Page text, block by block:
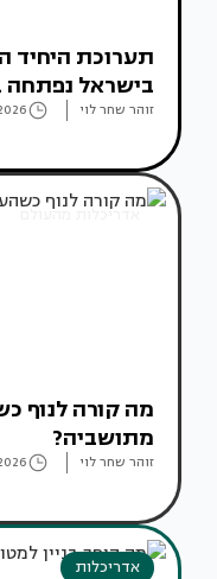
תערוכת היחיד
בישראל נפתחה
זוהר שחר לוי
אדריכלות מהעולם
מה קורה לנוף
מתושביה?
זוהר שחר לוי
אדריכלות